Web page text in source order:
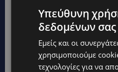
Υπεύθυνη
δεδομένων σας
Εμείς και οι
χρησιμοποιούμε
τεχνολογίες για να